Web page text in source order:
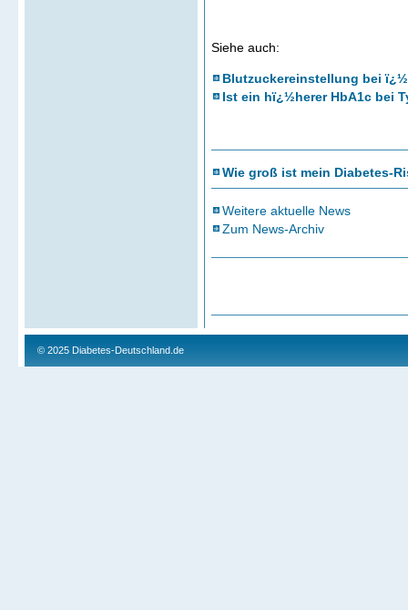
Siehe auch:
Blutzuckereinstellung bei
Ist ein hï¿½herer HbA1c bei
Wie groß ist mein Diabetes-
Weitere aktuelle News
Zum News-Archiv
© 2025 Diabetes-Deutschland.de